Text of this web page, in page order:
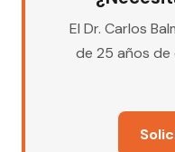
El Dr. Carlos
de 25 años de